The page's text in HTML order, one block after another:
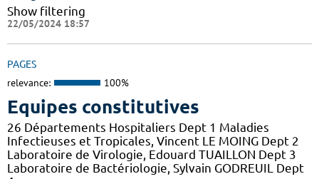
Show filtering
22/05/2024 18:57
PAGES
relevance: 100%
Equipes constitutives
26 Départements Hospitaliers Dept 1 Maladies
Infectieuses et Tropicales, Vincent LE MOING Dept 2
Laboratoire de Virologie, Edouard TUAILLON Dept 3
Laboratoire de Bactériologie, Sylvain GODREUIL Dept